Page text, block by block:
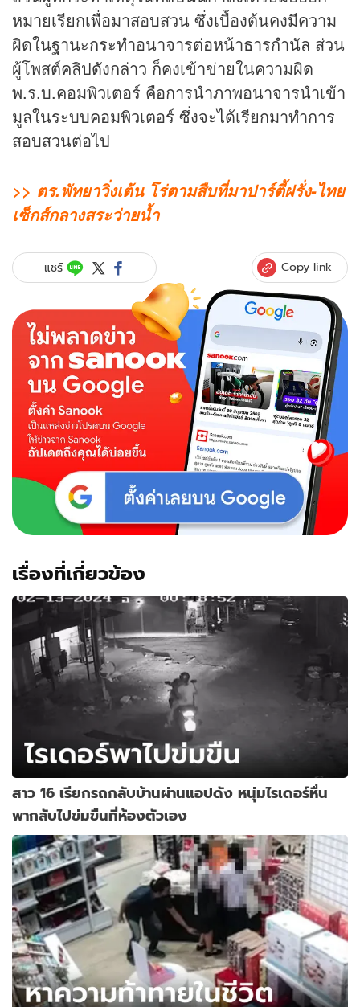
หมายเรียกเพื่อมาสอบสวน ซึ่งเบื้องต้นคงมีความ
ผิดในฐานะกระทำอนาจารต่อหน้าธารกำนัล ส่วน
ผู้โพสต์คลิปดังกล่าว ก็คงเข้าข่ายในความผิด
พ.ร.บ.คอมพิวเตอร์ คือการนำภาพอนาจารนำเข้า
มูลในระบบคอมพิวเตอร์ ซึ่งจะได้เรียกมาทำการ
สอบสวนต่อไป
>> ตร.พัทยาวิ่งเต้น โร่ตามสืบที่มาปาร์ตี้ฝรั่ง-ไทย
เซ็กส์กลางสระว่ายน้ำ
แชร์ Copy link
เรื่องที่เกี่ยวข้อง
สาว 16 เรียกรถกลับบ้านผ่านแอปดัง หนุ่มไรเดอร์หื่น
พากลับไปข่มขืนที่ห้องตัวเอง